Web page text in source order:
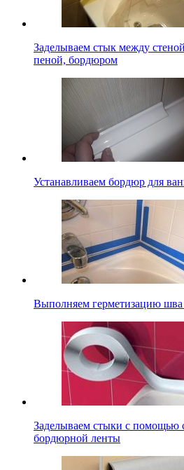
Заделываем стык между
пеной, бордюром
Устанавливаем бордюр для
Выполняем герметизацию
Заделываем стыки с помощью
бордюрной ленты